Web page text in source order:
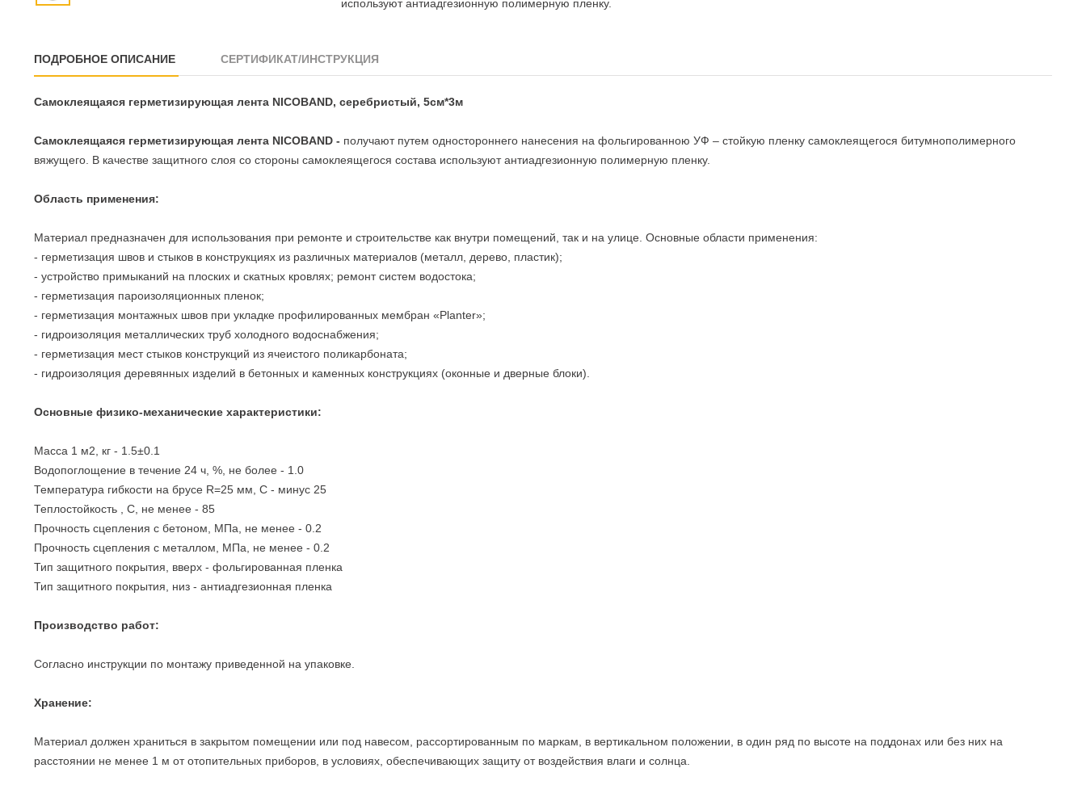
используют антиадгезионную полимерную пленку.
ПОДРОБНОЕ ОПИСАНИЕ СЕРТИФИКАТ/ИНСТРУКЦИЯ
Самоклеящаяся герметизирующая лента NICOBAND, серебристый, 5см*3м
Самоклеящаяся герметизирующая лента NICOBAND - получают путем одностороннего нанесения на фольгированною УФ – стойкую пленку самоклеящегося битумнополимерного
вяжущего. В качестве защитного слоя со стороны самоклеящегося состава используют антиадгезионную полимерную пленку.
Область применения:
Материал предназначен для использования при ремонте и строительстве как внутри помещений, так и на улице. Основные области применения:
- герметизация швов и стыков в конструкциях из различных материалов (металл, дерево, пластик);
- устройство примыканий на плоских и скатных кровлях; ремонт систем водостока;
- герметизация пароизоляционных пленок;
- герметизация монтажных швов при укладке профилированных мембран «Planter»;
- гидроизоляция металлических труб холодного водоснабжения;
- герметизация мест стыков конструкций из ячеистого поликарбоната;
- гидроизоляция деревянных изделий в бетонных и каменных конструкциях (оконные и дверные блоки).
Основные физико-механические характеристики:
Масса 1 м2, кг - 1.5±0.1
Водопоглощение в течение 24 ч, %, не более - 1.0
Температура гибкости на брусе R=25 мм, С - минус 25
Теплостойкость , С, не менее - 85
Прочность сцепления с бетоном, МПа, не менее - 0.2
Прочность сцепления с металлом, МПа, не менее - 0.2
Тип защитного покрытия, вверх - фольгированная пленка
Тип защитного покрытия, низ - антиадгезионная пленка
Производство работ:
Согласно инструкции по монтажу приведенной на упаковке.
Хранение:
Материал должен храниться в закрытом помещении или под навесом, рассортированным по маркам, в вертикальном положении, в один ряд по высоте на поддонах или без них на
расстоянии не менее 1 м от отопительных приборов, в условиях, обеспечивающих защиту от воздействия влаги и солнца.